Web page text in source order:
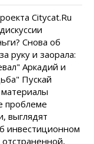
Citycat.Ru
Снова об
руку и заорала:
Аркадий и
Пускай
проблеме
выглядят
инвестиционном
отстраненной,